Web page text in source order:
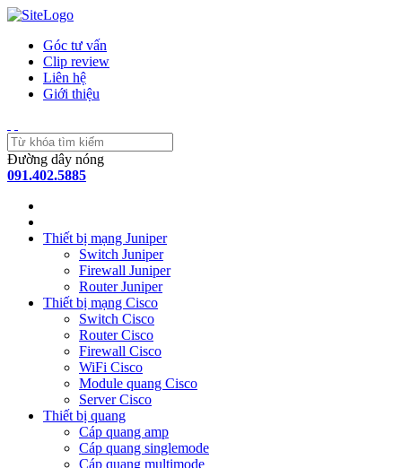
Góc tư vấn
Clip review
Liên hệ
Giới thiệu
Đường dây nóng
091.402.5885
Thiết bị mạng Juniper
Switch Juniper
Firewall Juniper
Router Juniper
Thiết bị mạng Cisco
Switch Cisco
Router Cisco
Firewall Cisco
WiFi Cisco
Module quang Cisco
Server Cisco
Thiết bị quang
Cáp quang amp
Cáp quang singlemode
Cáp quang multimode